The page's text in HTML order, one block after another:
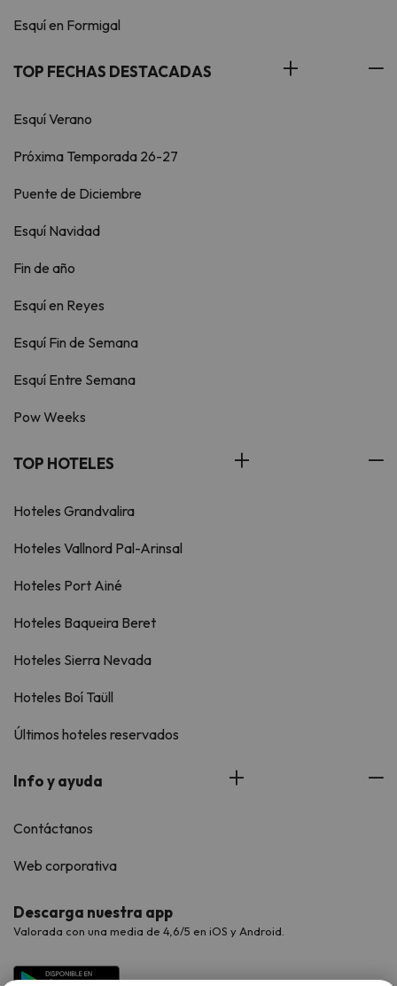
Esquí en Formigal
TOP FECHAS DESTACADAS
Esquí Verano
Próxima Temporada 26-27
Puente de Diciembre
Esquí Navidad
Fin de año
Esquí en Reyes
Esquí Fin de Semana
Esquí Entre Semana
Pow Weeks
TOP HOTELES
Hoteles Grandvalira
Hoteles Vallnord Pal-Arinsal
Hoteles Port Ainé
Hoteles Baqueira Beret
Hoteles Sierra Nevada
Hoteles Boí Taüll
Últimos hoteles reservados
Info y ayuda
Contáctanos
Web corporativa
Descarga nuestra app
Valorada con una media de 4,6/5 en iOS y Android.